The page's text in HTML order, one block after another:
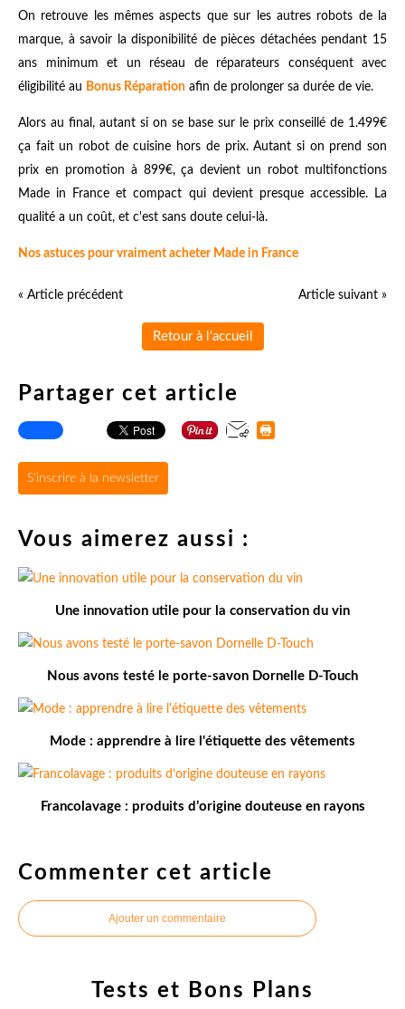
On retrouve les mêmes aspects que sur les autres robots de la
marque, à savoir la disponibilité de pièces détachées pendant 15
ans minimum et un réseau de réparateurs conséquent avec
éligibilité au Bonus Réparation afin de prolonger sa durée de vie.
Alors au final, autant si on se base sur le prix conseillé de 1.499€
ça fait un robot de cuisine hors de prix. Autant si on prend son
prix en promotion à 899€, ça devient un robot multifonctions
Made in France et compact qui devient presque accessible. La
qualité a un coût, et c'est sans doute celui-là.
Nos astuces pour vraiment acheter Made in France
« Article précédent Article suivant »
Retour à l'accueil
Partager cet article
S'inscrire à la newsletter
Vous aimerez aussi :
Une innovation utile pour la conservation du vin
Nous avons testé le porte-savon Dornelle D-Touch
Mode : apprendre à lire l'étiquette des vêtements
Francolavage : produits d’origine douteuse en rayons
Commenter cet article
Ajouter un commentaire
Tests et Bons Plans